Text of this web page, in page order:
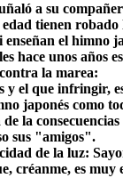
a su
tienen
el himno
hace unos
la marea:
y el que infringir,
japonés como
la
sus "amigos".
de la luz:
créanme, es muy